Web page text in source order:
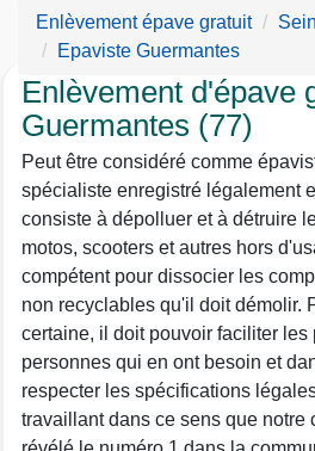
Enlèvement épave gratuit
Epaviste Guermantes
Enlèvement d'épave
Guermantes (77)
Peut être considéré comme
spécialiste enregistré légalement
consiste à dépolluer et à détruire
motos, scooters et autres hors
compétent pour dissocier les
non recyclables qu'il doit démolir.
certaine, il doit pouvoir faciliter les
personnes qui en ont besoin et
respecter les spécifications
travaillant dans ce sens que notre